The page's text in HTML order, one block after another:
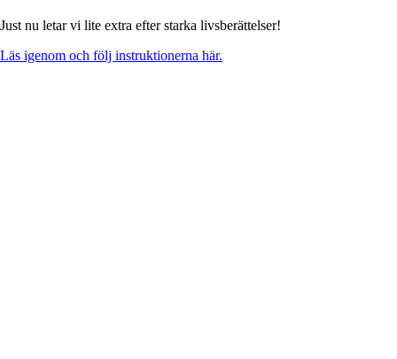
Just nu letar vi lite extra efter starka livsberättelser!
Läs igenom och följ instruktionerna här.